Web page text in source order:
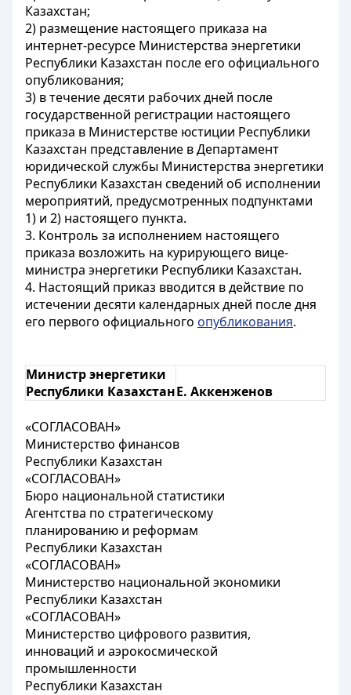
Казахстан;
2) размещение настоящего приказа на
интернет-ресурсе Министерства энергетики
Республики Казахстан после его официального
опубликования;
3) в течение десяти рабочих дней после
государственной регистрации настоящего
приказа в Министерстве юстиции Республики
Казахстан представление в Департамент
юридической службы Министерства энергетики
Республики Казахстан сведений об исполнении
мероприятий, предусмотренных подпунктами
1) и 2) настоящего пункта.
3. Контроль за исполнением настоящего
приказа возложить на курирующего вице-
министра энергетики Республики Казахстан.
4. Настоящий приказ вводится в действие по
истечении десяти календарных дней после дня
его первого официального опубликования.
Министр энергетики
Республики КазахстанЕ. Аккенженов
«СОГЛАСОВАН»
Министерство финансов
Республики Казахстан
«СОГЛАСОВАН»
Бюро национальной статистики
Агентства по стратегическому
планированию и реформам
Республики Казахстан
«СОГЛАСОВАН»
Министерство национальной экономики
Республики Казахстан
«СОГЛАСОВАН»
Министерство цифрового развития,
инноваций и аэрокосмической
промышленности
Республики Казахстан